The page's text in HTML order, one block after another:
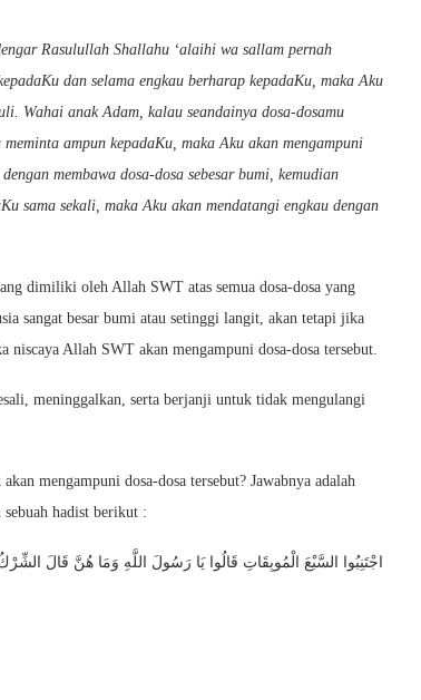
Rasulullah Shallahu ‘alaihi wa sallam pernah
dan selama engkau berharap kepadaKu, maka Aku
Wahai anak Adam, kalau seandainya dosa-dosamu
ampun kepadaKu, maka Aku akan mengampuni
membawa dosa-dosa sebesar bumi, kemudian
sama sekali, maka Aku akan mendatangi engkau dengan
dimiliki oleh Allah SWT atas semua dosa-dosa yang
sangat besar bumi atau setinggi langit, akan tetapi jika
niscaya Allah SWT akan mengampuni dosa-dosa tersebut.
meninggalkan, serta berjanji untuk tidak mengulangi
mengampuni dosa-dosa tersebut? Jawabnya adalah
hadist berikut :
اجْتَنِبُوا السَّبْعَ الْمُوبِقَاتِ قَالُوا يَا رَسُولَ اللَّهِ وَمَا هُنَّ قَالَ